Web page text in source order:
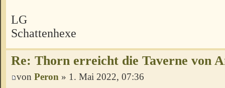
LG
Schattenhexe
Re: Thorn erreicht die Taverne von
von Peron » 1. Mai 2022, 07:36